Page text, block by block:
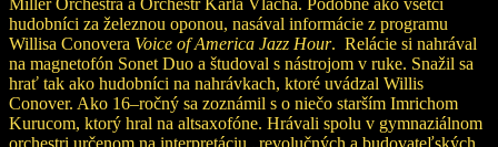
hudobníci za železnou oponou, nasával informácie z programu
Willisa Conovera Voice of America Jazz Hour. Relácie si nahrával
na magnetofón Sonet Duo a študoval s nástrojom v ruke. Snažil sa
hrať tak ako hudobníci na nahrávkach, ktoré uvádzal Willis
Conover. Ako 16–ročný sa zoznámil s o niečo starším Imrichom
Kurucom, ktorý hral na altsaxofóne. Hrávali spolu v gymnaziálnom
orchestri určenom na interpretáciu „revolučných a budovateľských